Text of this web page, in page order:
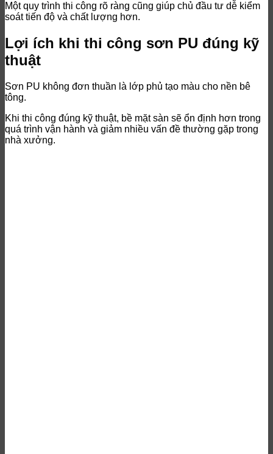
Một quy trình thi công rõ ràng cũng giúp chủ đầu tư dễ kiểm
soát tiến độ và chất lượng hơn.
Lợi ích khi thi công sơn PU đúng kỹ
thuật
Sơn PU không đơn thuần là lớp phủ tạo màu cho nền bê
tông.
Khi thi công đúng kỹ thuật, bề mặt sàn sẽ ổn định hơn trong
quá trình vận hành và giảm nhiều vấn đề thường gặp trong
nhà xưởng.